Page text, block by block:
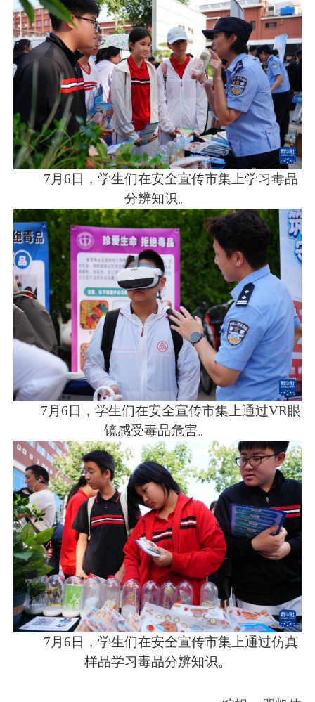
7月6日，学生们在安全宣传市集上学习毒品
分辨知识。
7月6日，学生们在安全宣传市集上通过VR眼
镜感受毒品危害。
7月6日，学生们在安全宣传市集上通过仿真
样品学习毒品分辨知识。